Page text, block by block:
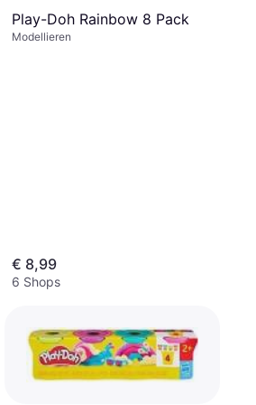
Play-Doh Rainbow 8 Pack
Modellieren
€ 8,99
6 Shops